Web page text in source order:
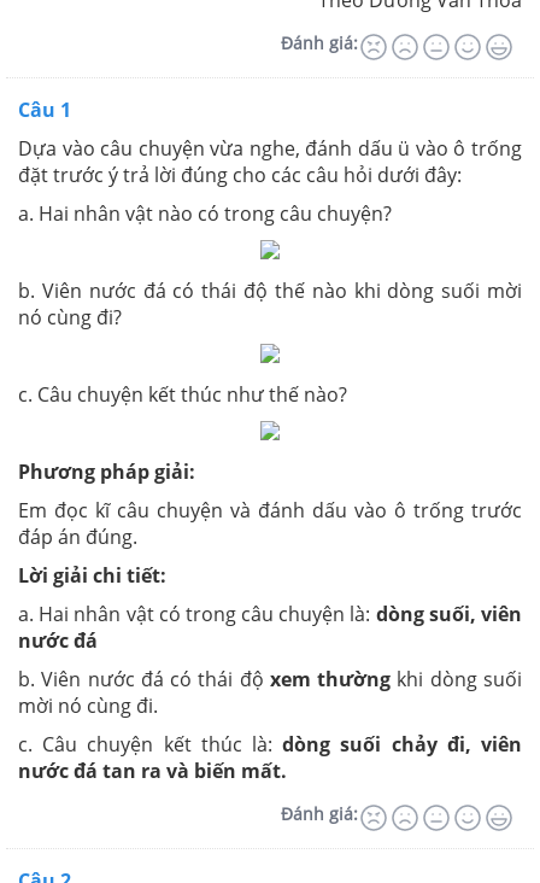
Đánh giá:
Câu 1
Dựa vào câu chuyện vừa nghe, đánh dấu ü vào ô trống
đặt trước ý trả lời đúng cho các câu hỏi dưới đây:
a. Hai nhân vật nào có trong câu chuyện?
b. Viên nước đá có thái độ thế nào khi dòng suối mời
nó cùng đi?
c. Câu chuyện kết thúc như thế nào?
Phương pháp giải:
Em đọc kĩ câu chuyện và đánh dấu vào ô trống trước
đáp án đúng.
Lời giải chi tiết:
a. Hai nhân vật có trong câu chuyện là: dòng suối, viên
nước đá
b. Viên nước đá có thái độ xem thường khi dòng suối
mời nó cùng đi.
c. Câu chuyện kết thúc là:dòng suối chảy đi, viên
nước đá tan ra và biến mất.
Đánh giá: